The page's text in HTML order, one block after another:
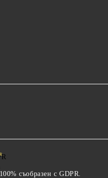
съобразен с GDPR.